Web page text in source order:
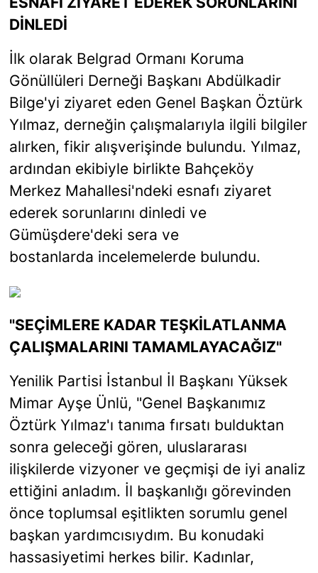
DİNLEDİ
İlk olarak Belgrad Ormanı Koruma
Gönüllüleri Derneği Başkanı Abdülkadir
Bilge'yi ziyaret eden Genel Başkan Öztürk
Yılmaz, derneğin çalışmalarıyla ilgili bilgiler
alırken, fikir alışverişinde bulundu. Yılmaz,
ardından ekibiyle birlikte Bahçeköy
Merkez Mahallesi'ndeki esnafı ziyaret
ederek sorunlarını dinledi ve
Gümüşdere'deki sera ve
bostanlarda incelemelerde bulundu.
"SEÇİMLERE KADAR TEŞKİLATLANMA
ÇALIŞMALARINI TAMAMLAYACAĞIZ"
Yenilik Partisi İstanbul İl Başkanı Yüksek
Mimar Ayşe Ünlü, "Genel Başkanımız
Öztürk Yılmaz'ı tanıma fırsatı bulduktan
sonra geleceği gören, uluslararası
ilişkilerde vizyoner ve geçmişi de iyi analiz
ettiğini anladım. İl başkanlığı görevinden
önce toplumsal eşitlikten sorumlu genel
başkan yardımcısıydım. Bu konudaki
hassasiyetimi herkes bilir. Kadınlar,